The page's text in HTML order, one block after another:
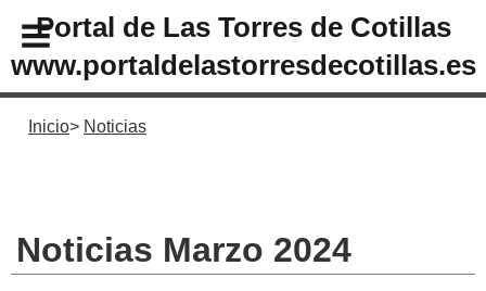
Portal de Las Torres de Cotillas
www.portaldelastorresdecotillas.es
Inicio Noticias
Noticias Marzo 2024